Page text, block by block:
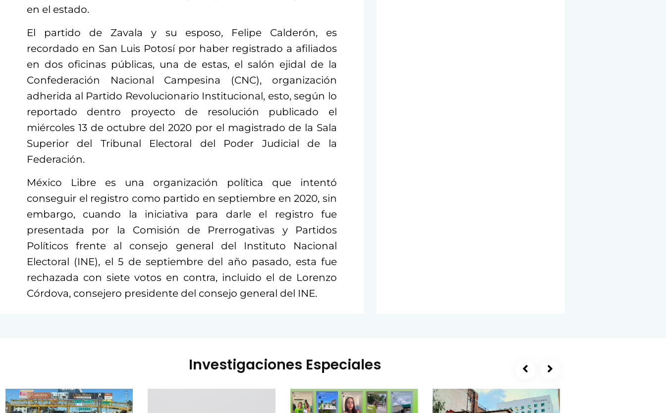
en el estado.
El partido de Zavala y su esposo, Felipe Calderón, es
recordado en San Luis Potosí por haber registrado a afiliados
en dos oficinas públicas, una de estas, el salón ejidal de la
Confederación Nacional Campesina (CNC), organización
adherida al Partido Revolucionario Institucional, esto, según lo
reportado dentro proyecto de resolución publicado el
miércoles 13 de octubre del 2020 por el magistrado de la Sala
Superior del Tribunal Electoral del Poder Judicial de la
Federación.
México Libre es una organización política que intentó
conseguir el registro como partido en septiembre en 2020, sin
embargo, cuando la iniciativa para darle el registro fue
presentada por la Comisión de Prerrogativas y Partidos
Políticos frente al consejo general del Instituto Nacional
Electoral (INE), el 5 de septiembre del año pasado, esta fue
rechazada con siete votos en contra, incluido el de Lorenzo
Córdova, consejero presidente del consejo general del INE.
Investigaciones Especiales